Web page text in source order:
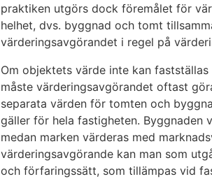
praktiken utgörs dock föremålet för
helhet, dvs. byggnad och tomt
värderingsavgörandet i regel på
Om objektets värde inte kan
måste värderingsavgörandet oftast
separata värden för tomten och
gäller för hela fastigheten. Byggnaden
medan marken värderas med
värderingsavgörande kan man som
och förfaringssätt, som tillämpas vid